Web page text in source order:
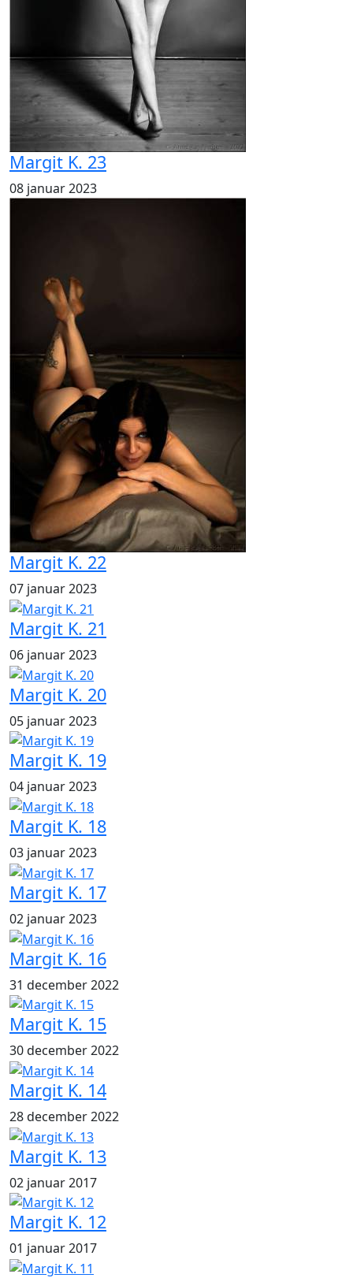
Margit K. 23
08 januar 2023
Margit K. 22
07 januar 2023
Margit K. 21
06 januar 2023
Margit K. 20
05 januar 2023
Margit K. 19
04 januar 2023
Margit K. 18
03 januar 2023
Margit K. 17
02 januar 2023
Margit K. 16
31 december 2022
Margit K. 15
30 december 2022
Margit K. 14
28 december 2022
Margit K. 13
02 januar 2017
Margit K. 12
01 januar 2017